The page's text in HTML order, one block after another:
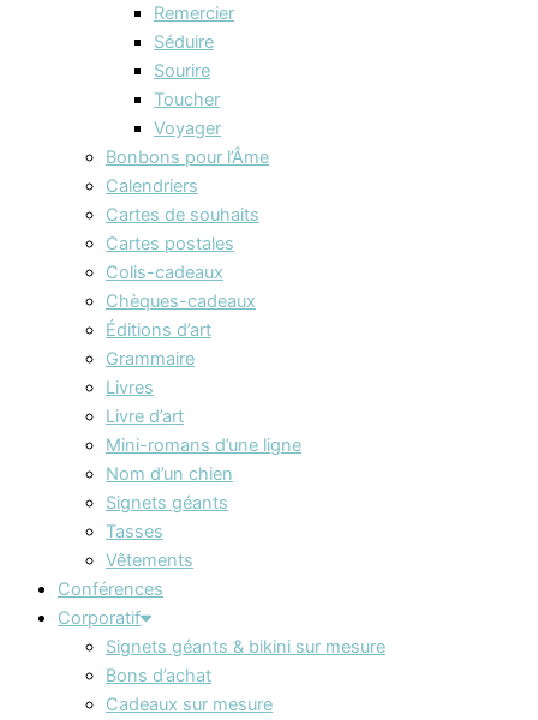
Remercier
Séduire
Sourire
Toucher
Voyager
Bonbons pour l’Âme
Calendriers
Cartes de souhaits
Cartes postales
Colis-cadeaux
Chèques-cadeaux
Éditions d’art
Grammaire
Livres
Livre d’art
Mini-romans d’une ligne
Nom d’un chien
Signets géants
Tasses
Vêtements
Conférences
Corporatif
Signets géants & bikini sur mesure
Bons d’achat
Cadeaux sur mesure